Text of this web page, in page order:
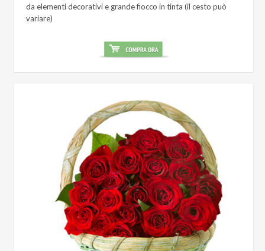
da elementi decorativi e grande fiocco in tinta (il cesto può
variare)